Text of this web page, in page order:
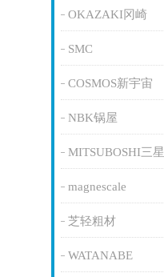
OKAZAKI冈崎
SMC
COSMOS新宇宙
NBK锅屋
MITSUBOSHI三星
magnescale
芝轻粗材
WATANABE